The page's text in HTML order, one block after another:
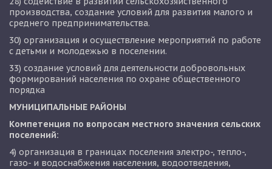
производства, создание условий для развития малого и
среднего предпринимательства.
30) организация и осуществление мероприятий по работе
с детьми и молодежью в поселении.
33) создание условий для деятельности добровольных
формирований населения по охране общественного
порядка
МУНИЦИПАЛЬНЫЕ РАЙОНЫ
Компетенция по вопросам местного значения сельских
поселений:
4) организация в границах поселения электро-, тепло-,
газо- и водоснабжения населения, водоотведения,